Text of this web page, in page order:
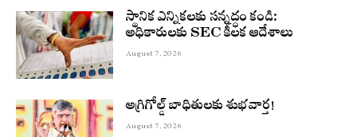
స్థానిక ఎన్నికలకు సన్నద్ధం కండి:
అధికారులకు SEC కీలక ఆదేశాలు
August 7, 2026
అగ్రిగోల్డ్ బాధితులకు శుభవార్త!
August 7, 2026